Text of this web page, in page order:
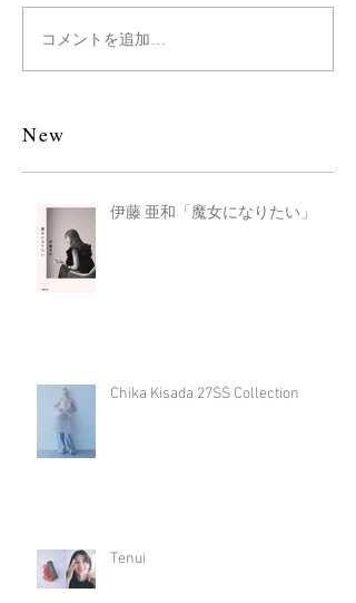
コメントを追加…
New
伊藤 亜和「魔女になりたい」
Chika Kisada 27SS Collection
Tenui